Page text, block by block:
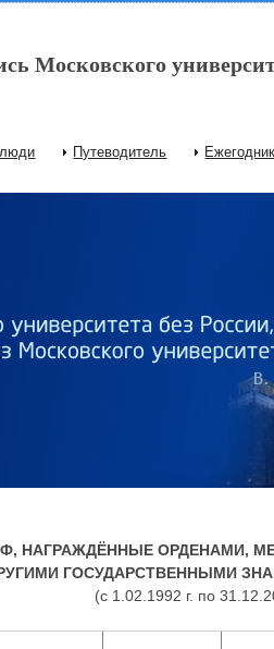
Московского
Путеводитель
НАГРАЖДЁННЫЕ ОРДЕНАМИ,
ГОСУДАРСТВЕННЫМИ
(с 1.02.1992 г. по